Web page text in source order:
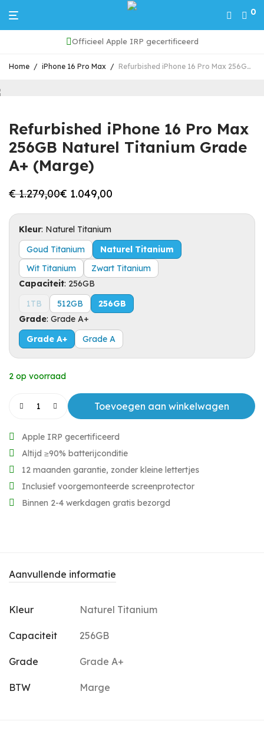
0
Officieel Apple IRP gecertificeerd
Home / iPhone 16 Pro Max / Refurbished iPhone 16 Pro Max 256GB Naturel Titanium Grade A+ (Marge)
Refurbished iPhone 16 Pro Max
256GB Naturel Titanium Grade
A+ (Marge)
€1.279,00
Oorspronkelijke
was:
€ 1.279,00.
€ 1.049,00
Huidige
is:
€ 1.049,00.
Kleur: Naturel Titanium
Goud Titanium
Naturel Titanium
Wit Titanium
Zwart Titanium
Capaciteit: 256GB
1TB
512GB
256GB
Grade: Grade A+
Grade A+
Grade A
2 op voorraad
Toevoegen aan winkelwagen
Apple IRP gecertificeerd
Altijd ≥90% batterijconditie
12 maanden garantie, zonder kleine lettertjes
Inclusief voorgemonteerde screenprotector
Binnen 2-4 werkdagen gratis bezorgd
Aanvullende informatie
Kleur Naturel Titanium
Capaciteit 256GB
Grade Grade A+
BTW Marge